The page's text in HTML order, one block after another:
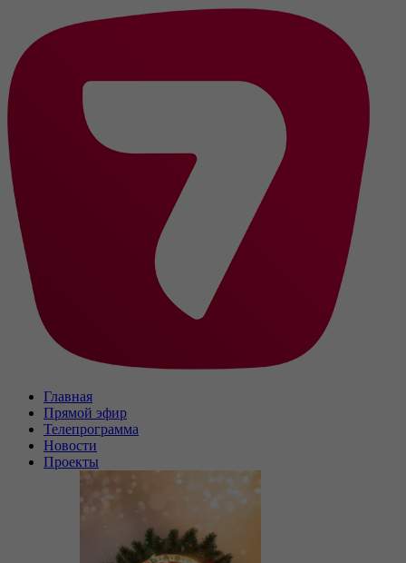
Главная
Прямой эфир
Телепрограмма
Новости
Проекты